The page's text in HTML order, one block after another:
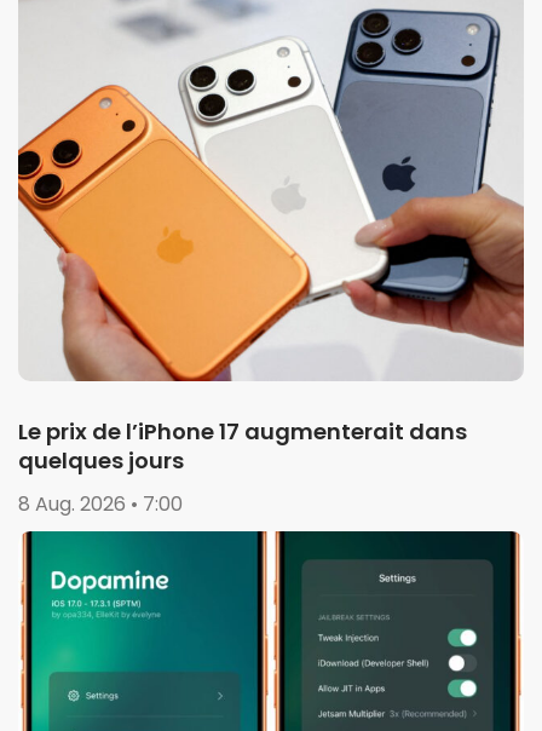
Le prix de l’iPhone 17 augmenterait dans
quelques jours
8 Aug. 2026 • 7:00